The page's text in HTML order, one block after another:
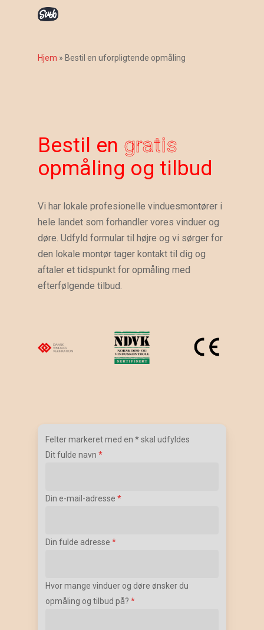
Hjem » Bestil en uforpligtende opmåling
Bestil en gratis
opmåling og tilbud
Vi har lokale profesionelle vinduesmontører i
hele landet som forhandler vores vinduer og
døre. Udfyld formular til højre og vi sørger for
den lokale montør tager kontakt til dig og
aftaler et tidspunkt for opmåling med
efterfølgende tilbud.
Felter markeret med en*skal udfyldes
Dit fulde navn*
Din e-mail-adresse*
Din fulde adresse*
Hvor mange vinduer og døre ønsker du
opmåling og tilbud på?*